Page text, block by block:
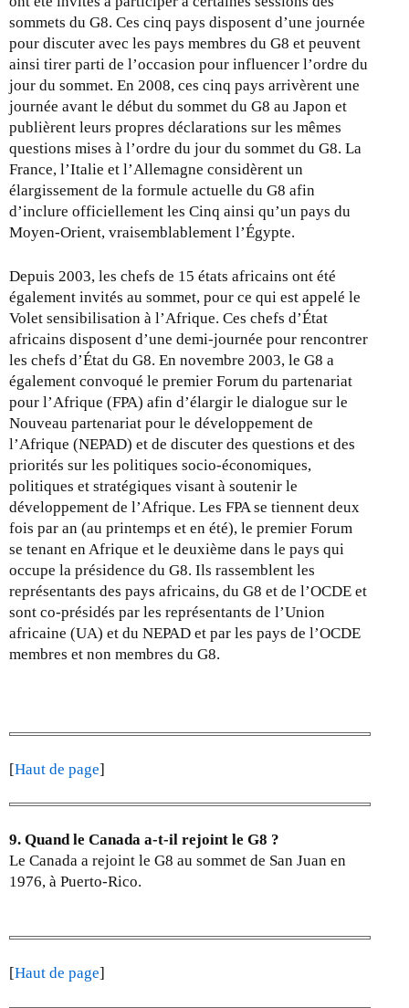
sommets du G8. Ces cinq pays disposent d’une journée
pour discuter avec les pays membres du G8 et peuvent
ainsi tirer parti de l’occasion pour influencer l’ordre du
jour du sommet. En 2008, ces cinq pays arrivèrent une
journée avant le début du sommet du G8 au Japon et
publièrent leurs propres déclarations sur les mêmes
questions mises à l’ordre du jour du sommet du G8. La
France, l’Italie et l’Allemagne considèrent un
élargissement de la formule actuelle du G8 afin
d’inclure officiellement les Cinq ainsi qu’un pays du
Moyen-Orient, vraisemblablement l’Égypte.
Depuis 2003, les chefs de 15 états africains ont été
également invités au sommet, pour ce qui est appelé le
Volet sensibilisation à l’Afrique. Ces chefs d’État
africains disposent d’une demi-journée pour rencontrer
les chefs d’État du G8. En novembre 2003, le G8 a
également convoqué le premier Forum du partenariat
pour l’Afrique (FPA) afin d’élargir le dialogue sur le
Nouveau partenariat pour le développement de
l’Afrique (NEPAD) et de discuter des questions et des
priorités sur les politiques socio-économiques,
politiques et stratégiques visant à soutenir le
développement de l’Afrique. Les FPA se tiennent deux
fois par an (au printemps et en été), le premier Forum
se tenant en Afrique et le deuxième dans le pays qui
occupe la présidence du G8. Ils rassemblent les
représentants des pays africains, du G8 et de l’OCDE et
sont co-présidés par les représentants de l’Union
africaine (UA) et du NEPAD et par les pays de l’OCDE
membres et non membres du G8.
[Haut de page]
9. Quand le Canada a-t-il rejoint le G8 ?
Le Canada a rejoint le G8 au sommet de San Juan en
1976, à Puerto-Rico.
[Haut de page]